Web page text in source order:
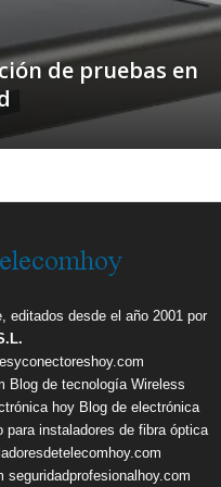
de pruebas en
editados desde el año 2001 por
Blog de tecnología Wireless
hoy Blog de electrónica
para instaladores de fibra óptica
seguridadprofesionalhoy.com